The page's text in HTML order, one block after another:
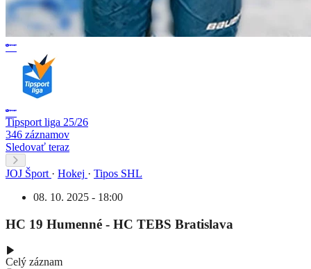
Tipsport liga 25/26
346 záznamov
Sledovať teraz
JOJ Šport · Hokej · Tipos SHL
08. 10. 2025 - 18:00
HC 19 Humenné - HC TEBS Bratislava
Celý záznam